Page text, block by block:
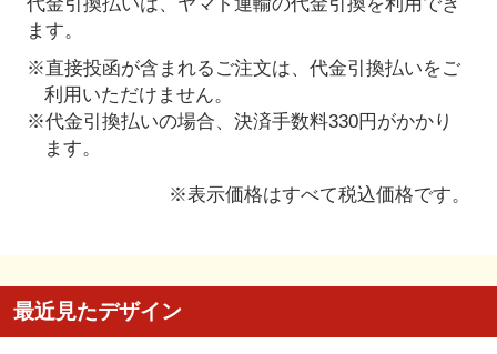
ます。
※直接投函が含まれるご注文は、代金引換払いをご
利用いただけません。
※代金引換払いの場合、決済手数料330円がかかり
ます。
※表示価格はすべて税込価格です。
最近見たデザイン